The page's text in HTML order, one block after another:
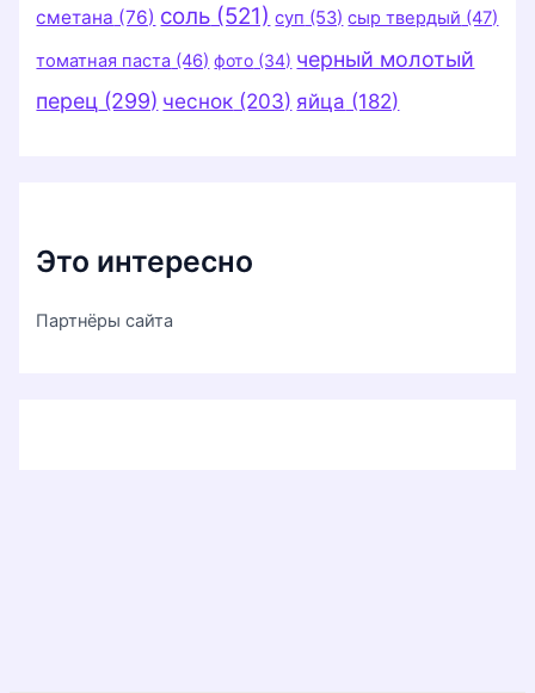
сметана (76) соль (521) суп (53) сыр твердый (47)
томатная паста (46) фото (34) черный молотый
перец (299) чеснок (203) яйца (182)
Это интересно
Партнёры сайта